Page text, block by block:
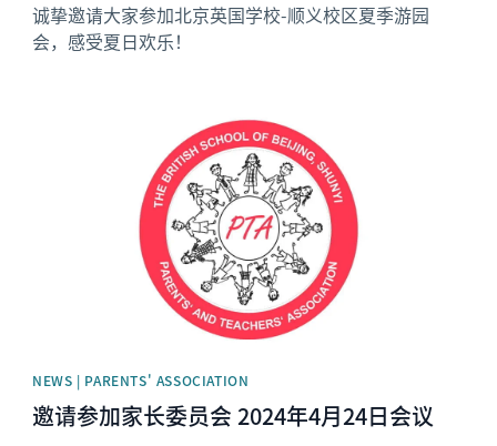
诚挚邀请大家参加北京英国学校-顺义校区夏季游园
会，感受夏日欢乐！
NEWS | PARENTS' ASSOCIATION
邀请参加家长委员会 2024年4月24日会议